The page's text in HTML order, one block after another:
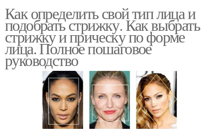
Как определить свой тип лица и
подобрать стрижку. Как выбрать
стрижку и прическу по форме
лица. Полное пошаговое
руководство